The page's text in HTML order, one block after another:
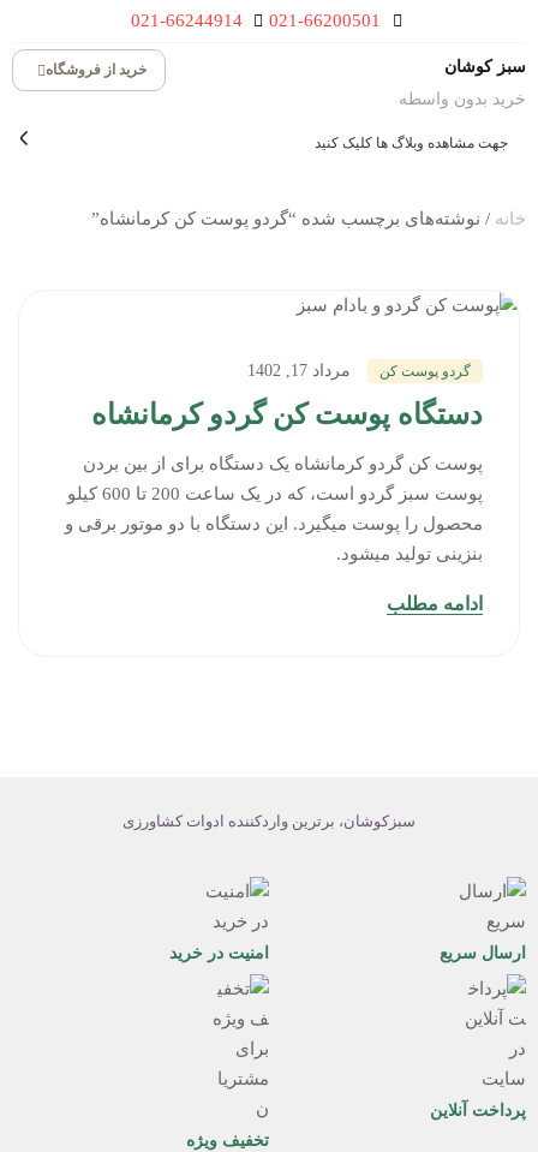
021-66200501
021-66244914
سبز کوشان خرید از فروشگاه
خرید بدون واسطه
جهت مشاهده وبلاگ ها کلیک کنید
خانه / نوشته‌های برچسب شده “گردو پوست کن کرمانشاه”
گردو پوست کن مرداد 17, 1402
دستگاه پوست کن گردو کرمانشاه
پوست کن گردو کرمانشاه یک دستگاه برای از بین بردن
پوست سبز گردو است، که در یک ساعت 200 تا 600 کیلو
محصول را پوست میگیرد. این دستگاه با دو موتور برقی و
بنزینی تولید میشود.
ادامه مطلب
سبزکوشان، برترین واردکننده ادوات کشاورزی
ارسال سریع امنیت در خرید
پرداخت آنلاین
تخفیف ویژه